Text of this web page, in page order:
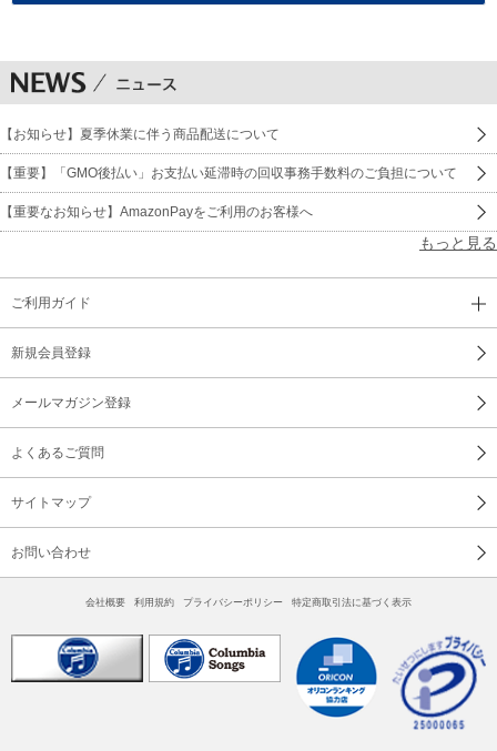
【お知らせ】夏季休業に伴う商品配送について
【重要】「GMO後払い」お支払い延滞時の回収事務手数料のご負担について
【重要なお知らせ】AmazonPayをご利用のお客様へ
もっと見る
ご利用ガイド
新規会員登録
メールマガジン登録
よくあるご質問
サイトマップ
お問い合わせ
会社概要 利用規約 プライバシーポリシー 特定商取引法に基づく表示